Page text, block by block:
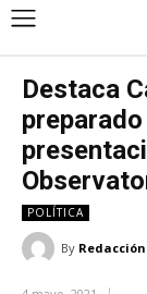
Destaca
POLÍTICA
By Redacción